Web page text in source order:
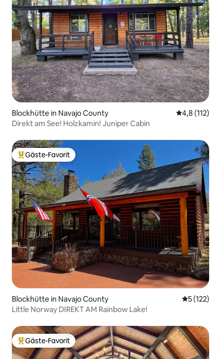
Blockhütte in Navajo County
4,8 (112)
Direkt am See! Holzkamin! Juniper Cabin
Beliebter Gäste-Favorit.
Gäste-Favorit
Blockhütte in Navajo County
5 (122)
Little Norway DIREKT AM Rainbow Lake!
Beliebter Gäste-Favorit.
Gäste-Favorit